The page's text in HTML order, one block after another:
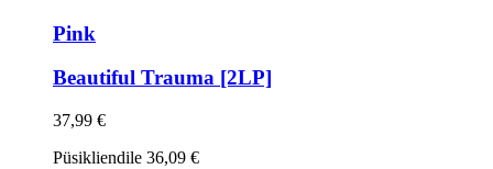
Pink
Beautiful Trauma [2LP]
37,99 €
Püsikliendile 36,09 €